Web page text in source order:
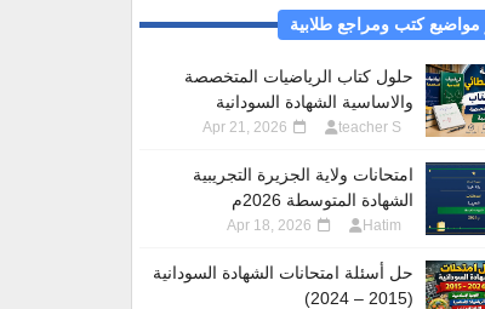
مواضيع كتب ومراجع طلابية
حلول كتاب الرياضيات المتخصصة
والاساسية الشهادة السودانية
teacher S
Apr 21, 2026
امتحانات ولاية الجزيرة التجريبية
الشهادة المتوسطة 2026م
Hatim
Apr 18, 2026
حل أسئلة امتحانات الشهادة السودانية
(2015 – 2024)